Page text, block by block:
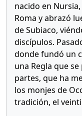
nacido en
Roma y abrazó
de Subiaco,
discípulos.
donde fundó un
una Regla que
partes, que ha
los monjes de
tradición, el